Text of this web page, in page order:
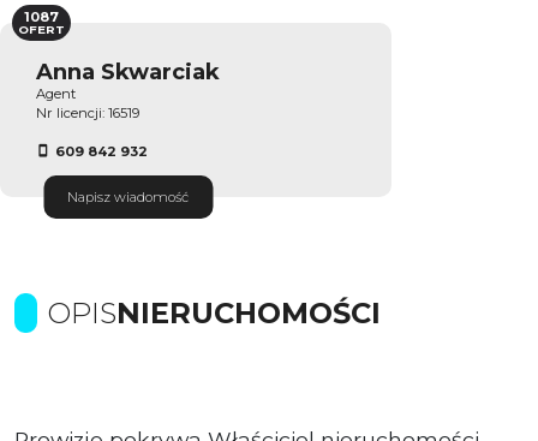
Anna Skwarciak
Agent
Nr licencji: 16519
609 842 932
Napisz wiadomość
1087
OFERT
OPISNIERUCHOMOŚCI